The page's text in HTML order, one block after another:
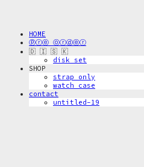
HOME
ⓟⓡⓔ ⓞⓡⓓⓔⓡ
🇩 🇮 🇸 🇰
disk_set
SHOP
strap only
watch case
contact
untitled-19